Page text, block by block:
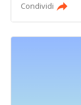
Condividi